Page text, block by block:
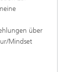
über
Mindset